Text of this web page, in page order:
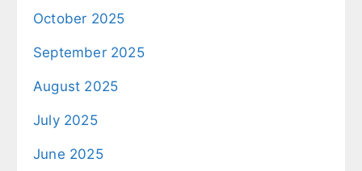
October 2025
September 2025
August 2025
July 2025
June 2025